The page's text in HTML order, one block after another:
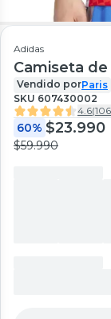
Adidas
Camiseta
Vendido porParis
SKU 607430002
4.6(106
60% $23.990
$59.990